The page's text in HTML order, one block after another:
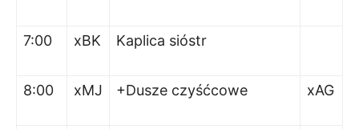
7:00 xBK Kaplica sióstr
8:00 xMJ +Dusze czyśćcowe xAG